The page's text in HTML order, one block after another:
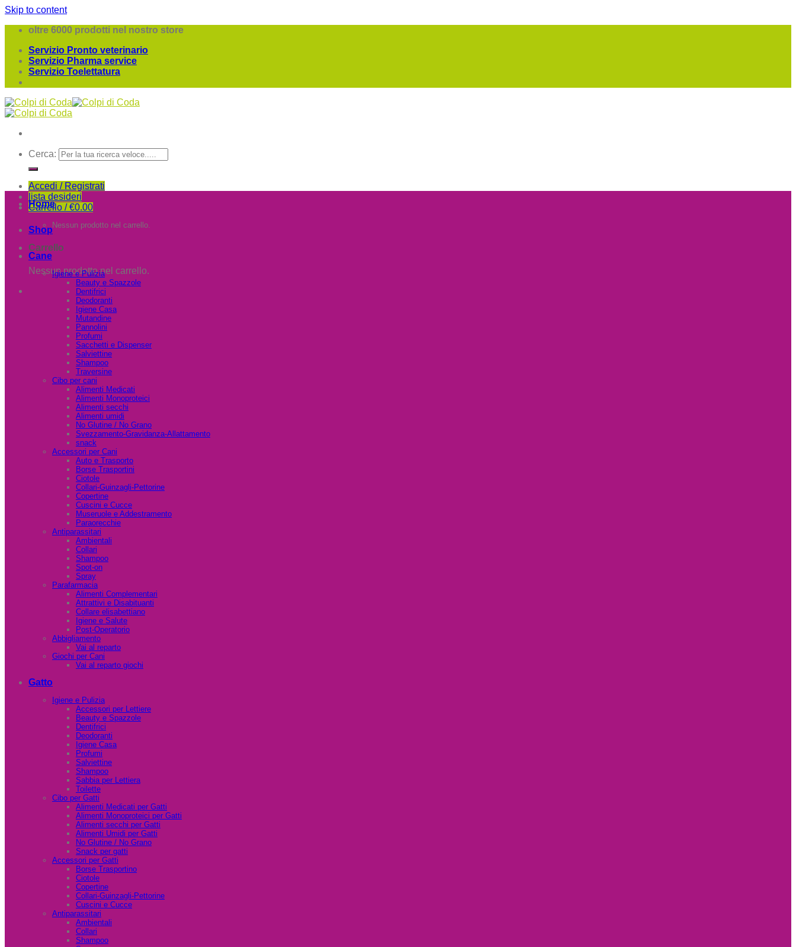
Skip to content
oltre 6000 prodotti nel nostro store
Servizio Pronto veterinario
Servizio Pharma service
Servizio Toelettatura
Cerca:
Accedi / Registrati
lista desideri
Carrello /€0.00
Nessun prodotto nel carrello.
Carrello
Nessun prodotto nel carrello.
Home
Shop
Cane
Igiene e Pulizia
Beauty e Spazzole
Dentifrici
Deodoranti
Igiene Casa
Mutandine
Pannolini
Profumi
Sacchetti e Dispenser
Salviettine
Shampoo
Traversine
Cibo per cani
Alimenti Medicati
Alimenti Monoproteici
Alimenti secchi
Alimenti umidi
No Glutine / No Grano
Svezzamento-Gravidanza-Allattamento
snack
Accessori per Cani
Auto e Trasporto
Borse Trasportini
Ciotole
Collari-Guinzagli-Pettorine
Copertine
Cuscini e Cucce
Museruole e Addestramento
Paraorecchie
Antiparassitari
Ambientali
Collari
Shampoo
Spot-on
Spray
Parafarmacia
Alimenti Complementari
Attrattivi e Disabituanti
Collare elisabettiano
Igiene e Salute
Post-Operatorio
Abbigliamento
Vai al reparto
Giochi per Cani
Vai al reparto giochi
Gatto
Igiene e Pulizia
Accessori per Lettiere
Beauty e Spazzole
Dentifrici
Deodoranti
Igiene Casa
Profumi
Salviettine
Shampoo
Sabbia per Lettiera
Toilette
Cibo per Gatti
Alimenti Medicati per Gatti
Alimenti Monoproteici per Gatti
Alimenti secchi per Gatti
Alimenti Umidi per Gatti
No Glutine / No Grano
Snack per gatti
Accessori per Gatti
Borse Trasportino
Ciotole
Copertine
Collari-Guinzagli-Pettorine
Cuscini e Cucce
Antiparassitari
Ambientali
Collari
Shampoo